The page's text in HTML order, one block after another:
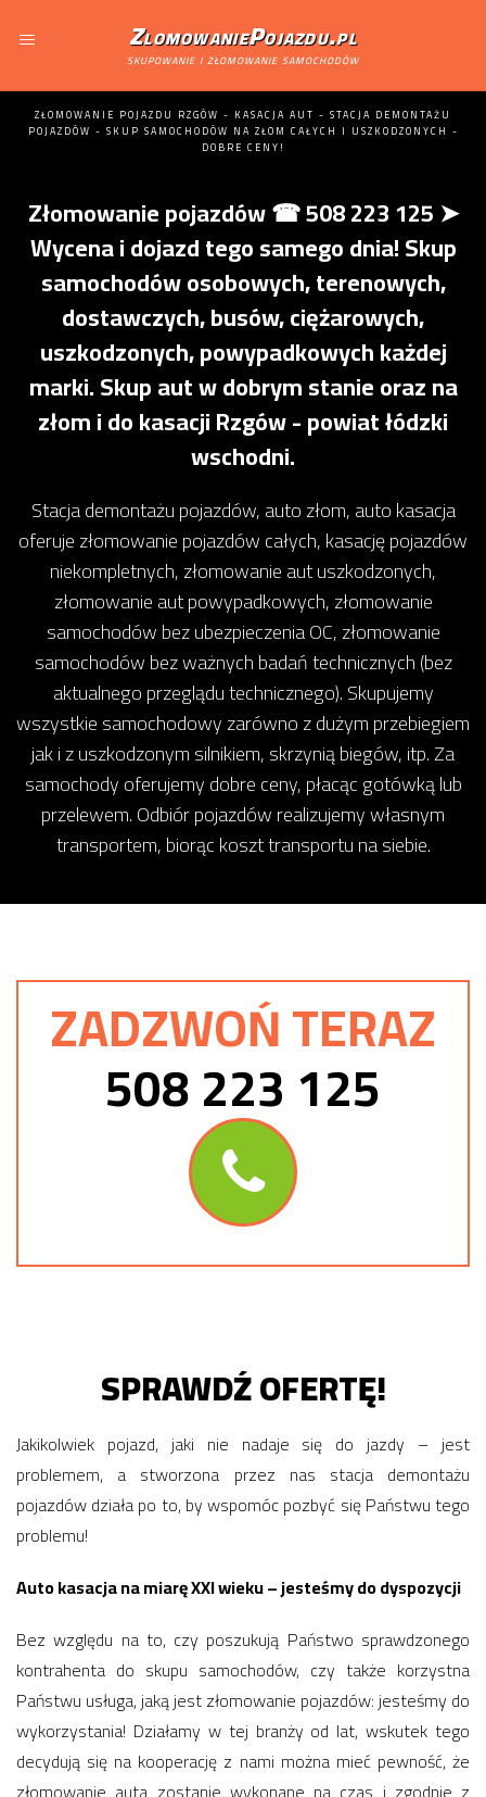
ZlomowaniePojazdu.pl
skupowanie i złomowanie samochodów
ZŁOMOWANIE POJAZDU RZGÓW - KASACJA AUT - STACJA DEMONTAŻU
POJAZDÓW - SKUP SAMOCHODÓW NA ZŁOM CAŁYCH I USZKODZONYCH -
DOBRE CENY!
Złomowanie pojazdów ☎ 508 223 125 ➤
Wycena i dojazd tego samego dnia! Skup
samochodów osobowych, terenowych,
dostawczych, busów, ciężarowych,
uszkodzonych, powypadkowych każdej
marki. Skup aut w dobrym stanie oraz na
złom i do kasacji Rzgów - powiat łódzki
wschodni.
Stacja demontażu pojazdów, auto złom, auto kasacja
oferuje złomowanie pojazdów całych, kasację pojazdów
niekompletnych, złomowanie aut uszkodzonych,
złomowanie aut powypadkowych, złomowanie
samochodów bez ubezpieczenia OC, złomowanie
samochodów bez ważnych badań technicznych (bez
aktualnego przeglądu technicznego). Skupujemy
wszystkie samochodowy zarówno z dużym przebiegiem
jak i z uszkodzonym silnikiem, skrzynią biegów, itp. Za
samochody oferujemy dobre ceny, płacąc gotówką lub
przelewem. Odbiór pojazdów realizujemy własnym
transportem, biorąc koszt transportu na siebie.
ZADZWOŃ TERAZ
508 223 125
SPRAWDŹ OFERTĘ!
Jakikolwiek pojazd, jaki nie nadaje się do jazdy – jest
problemem, a stworzona przez nas stacja demontażu
pojazdów działa po to, by wspomóc pozbyć się Państwu tego
problemu!
Auto kasacja na miarę XXI wieku – jesteśmy do dyspozycji
Bez względu na to, czy poszukują Państwo sprawdzonego
kontrahenta do skupu samochodów, czy także korzystna
Państwu usługa, jaką jest złomowanie pojazdów: jesteśmy do
wykorzystania! Działamy w tej branży od lat, wskutek tego
decydują się na kooperację z nami można mieć pewność, że